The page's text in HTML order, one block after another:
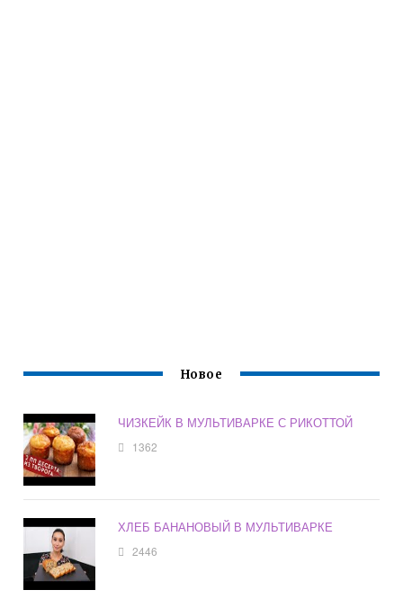
Новое
ЧИЗКЕЙК В МУЛЬТИВАРКЕ С РИКОТТОЙ
1362
ХЛЕБ БАНАНОВЫЙ В МУЛЬТИВАРКЕ
2446